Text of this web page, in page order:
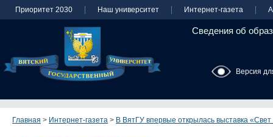
Приоритет 2030 Наш университет Интернет-газета
Сведения об
Версия
Главная > Интернет-газета > В ВятГУ впервые открылась выставка «Свет